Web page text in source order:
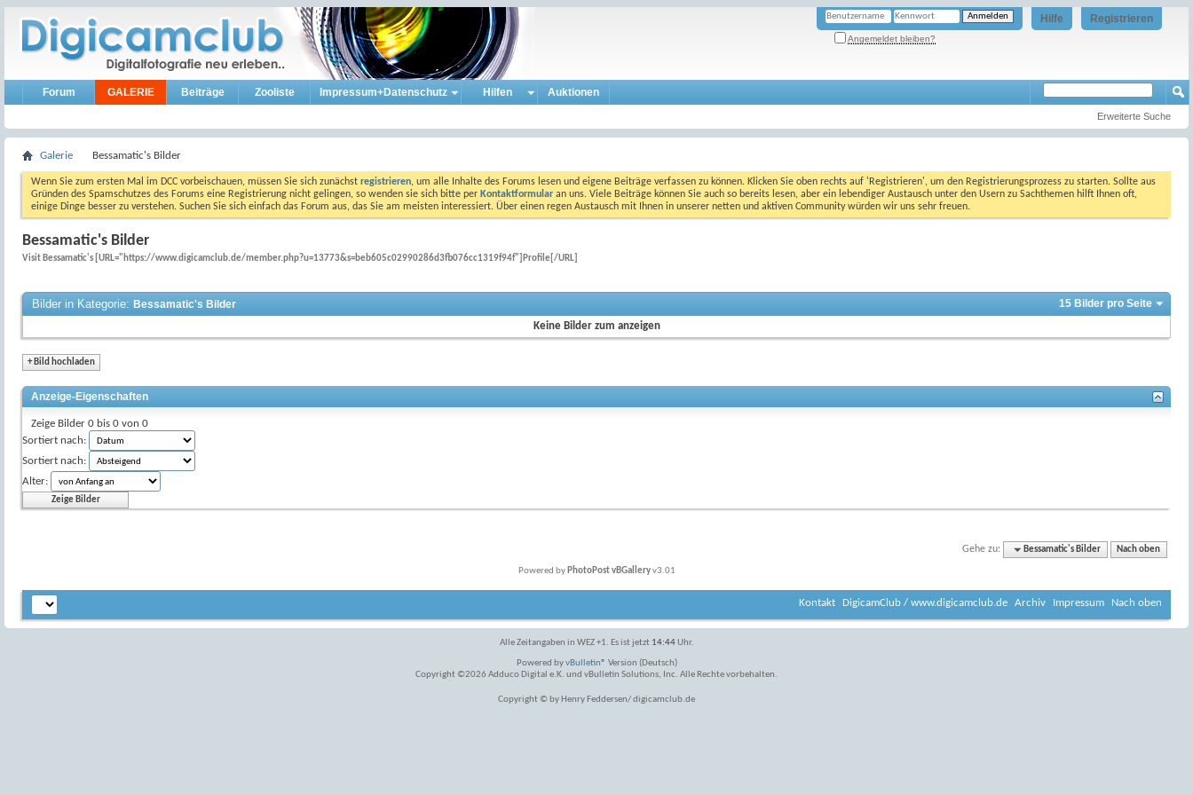
Registrieren
Hilfe
Angemeldet bleiben?
Forum GALERIE Beiträge Zooliste Impressum+Datenschutz Hilfen Auktionen
Erweiterte Suche
Galerie Bessamatic's Bilder
Wenn Sie zum ersten Mal im DCC vorbeischauen, müssen Sie sich zunächst registrieren, um alle Inhalte des Forums lesen und eigene Beiträge verfassen zu können. Klicken Sie oben rechts auf 'Registrieren', um den Registrierungsprozess zu starten. Sollte aus
Gründen des Spamschutzes des Forums eine Registrierung nicht gelingen, so wenden sie sich bitte per Kontaktformular an uns. Viele Beiträge können Sie auch so bereits lesen, aber ein lebendiger Austausch unter den Usern zu Sachthemen hilft Ihnen oft,
einige Dinge besser zu verstehen. Suchen Sie sich einfach das Forum aus, das Sie am meisten interessiert. Über einen regen Austausch mit Ihnen in unserer netten und aktiven Community würden wir uns sehr freuen.
Bessamatic's Bilder
Visit Bessamatic's [URL="https://www.digicamclub.de/member.php?u=13773&s=beb605c02990286d3fb076cc1319f94f"]Profile[/URL]
Bilder in Kategorie: Bessamatic's Bilder 15 Bilder pro Seite
Keine Bilder zum anzeigen
+Bild hochladen
Anzeige-Eigenschaften
Zeige Bilder 0 bis 0 von 0
Sortiert nach:
Sortiert nach:
Alter:
Gehe zu: Bessamatic's Bilder Nach oben
Powered by PhotoPost vBGalleryv3.01
Kontakt DigicamClub / www.digicamclub.de Archiv Impressum Nach oben
Alle Zeitangaben in WEZ +1. Es ist jetzt 14:44Uhr.
Powered byvBulletin® Version (Deutsch)
Copyright ©2026 Adduco Digital e.K. und vBulletin Solutions, Inc. Alle Rechte vorbehalten.
Copyright © by Henry Feddersen/ digicamclub.de